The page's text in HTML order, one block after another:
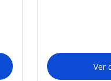
Ver